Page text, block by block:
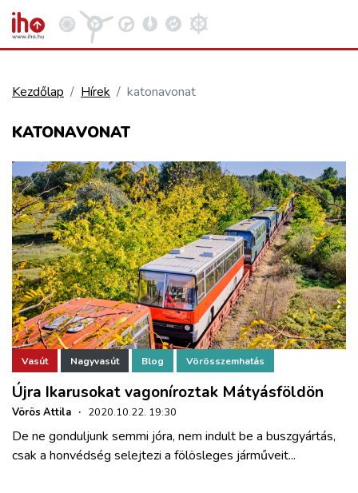
KÖZÚT
REPÜLÉS
KÖZLEKEDÉSFEJLESZTÉS
ELLÁTÁSI LÁNC
ZÖLDÚT
HAJÓZÁS
BLOG
Kezdőlap Hírek katonavonat
KATONAVONAT
Vasút Nagyvasút Blog Vörösszemhatás
Újra Ikarusokat vagoníroztak Mátyásföldön
Vörös Attila · 2020.10.22. 19:30
De ne gonduljunk semmi jóra, nem indult be a buszgyártás,
csak a honvédség selejtezi a fölösleges járműveit...